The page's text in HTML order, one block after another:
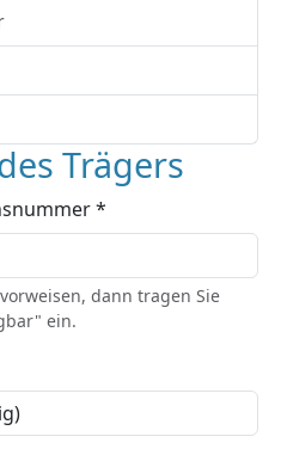
Trägers
*
dann tragen Sie
ein.